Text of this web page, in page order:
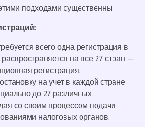
подходами существенны.
всего одна регистрация в
на все 27 стран —
регистрация:
на учет в каждой стране
до 27 различных
со своим процессом подачи
налоговых органов.